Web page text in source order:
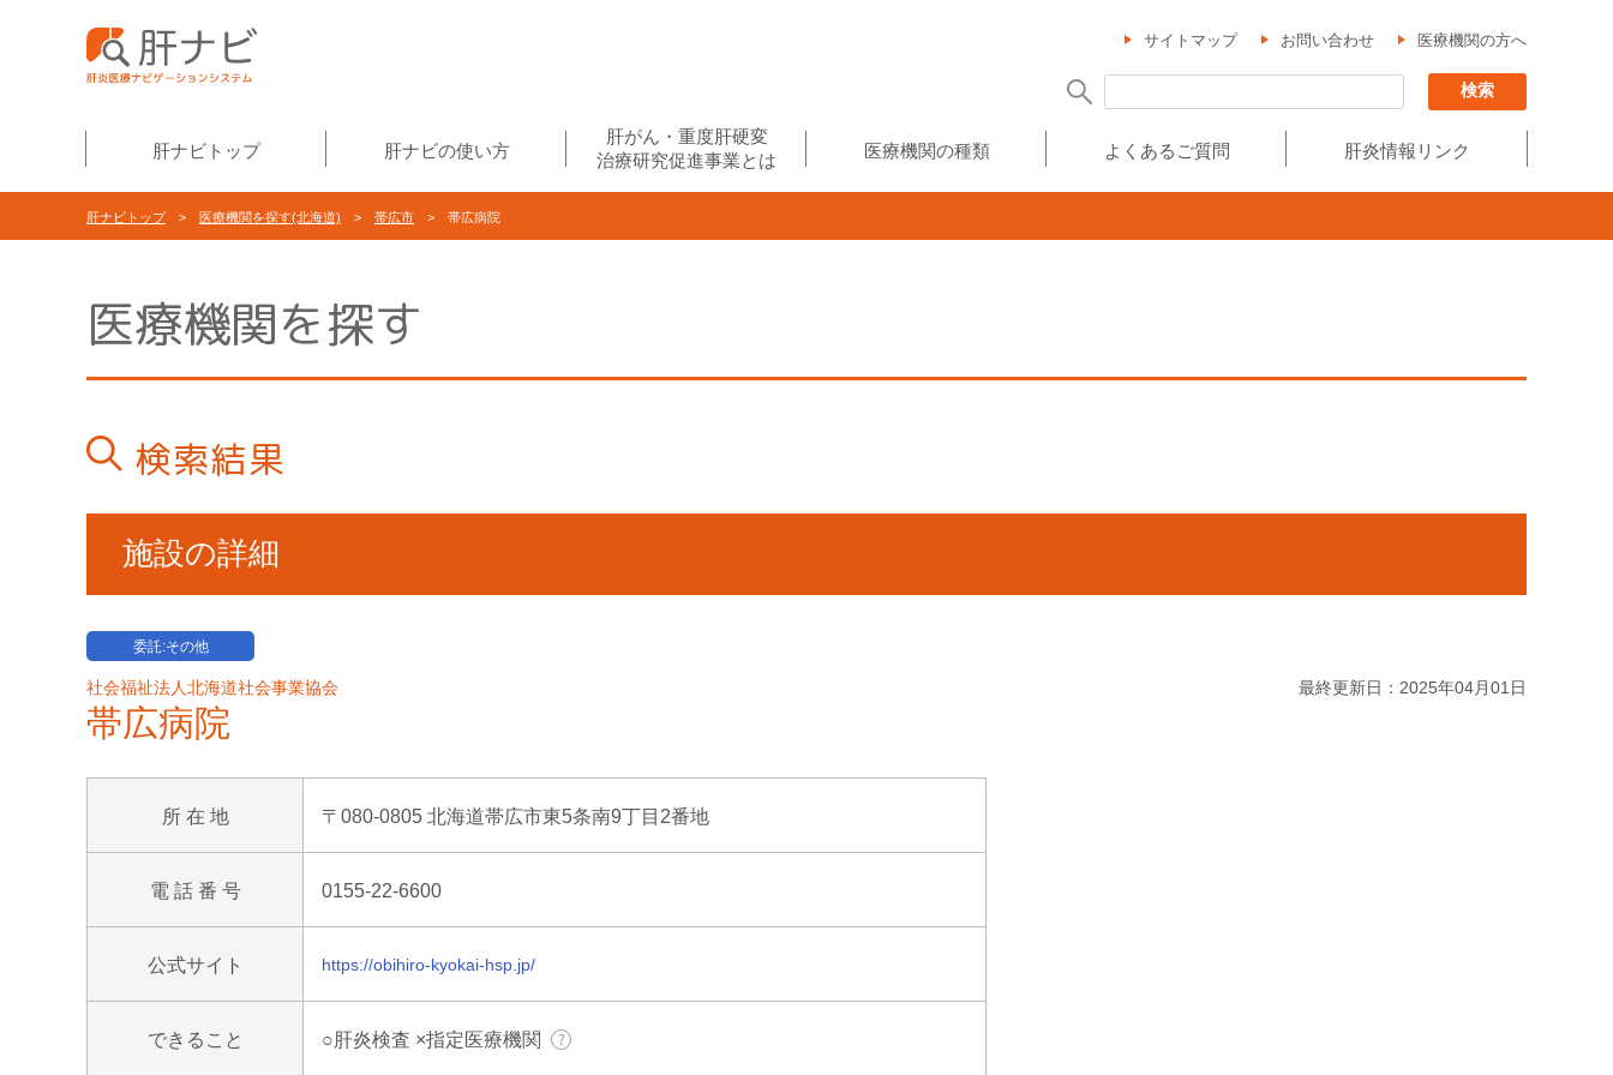
サイトマップ お問い合わせ 医療機関の方へ
肝ナビトップ 肝ナビの使い方
肝がん・重度肝硬変
治療研究促進事業とは
医療機関の種類 よくあるご質問 肝炎情報リンク
肝ナビトップ> 医療機関を探す(北海道) > 帯広市 > 帯広病院
医療機関を探す
検索結果
施設の詳細
委託:その他
社会福祉法人北海道社会事業協会
帯広病院
所 在 地 〒080-0805 北海道帯広市東5条南9丁目2番地
電 話 番 号 0155-22-6600
公式サイト https://obihiro-kyokai-hsp.jp/
できること ○肝炎検査 ×指定医療機関
最終更新日：2025年04月01日